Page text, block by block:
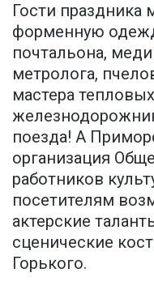
Гости праздника
форменную
почтальона,
метролога,
мастера
поезда! А
организация
работников
посетителям
актерские
сценические
Горького.